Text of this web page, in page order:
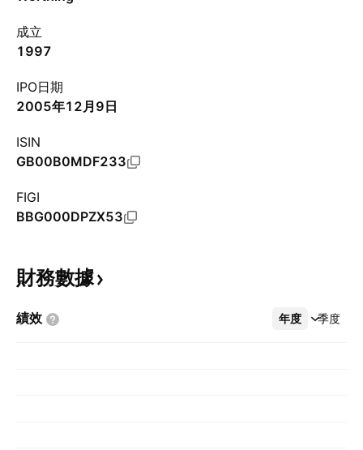
成立
1997
IPO日期
2005年12月9日
ISIN
GB00B0MDF233
FIGI
BBG000DPZX53
財務數據
績效 年度 季度
更多